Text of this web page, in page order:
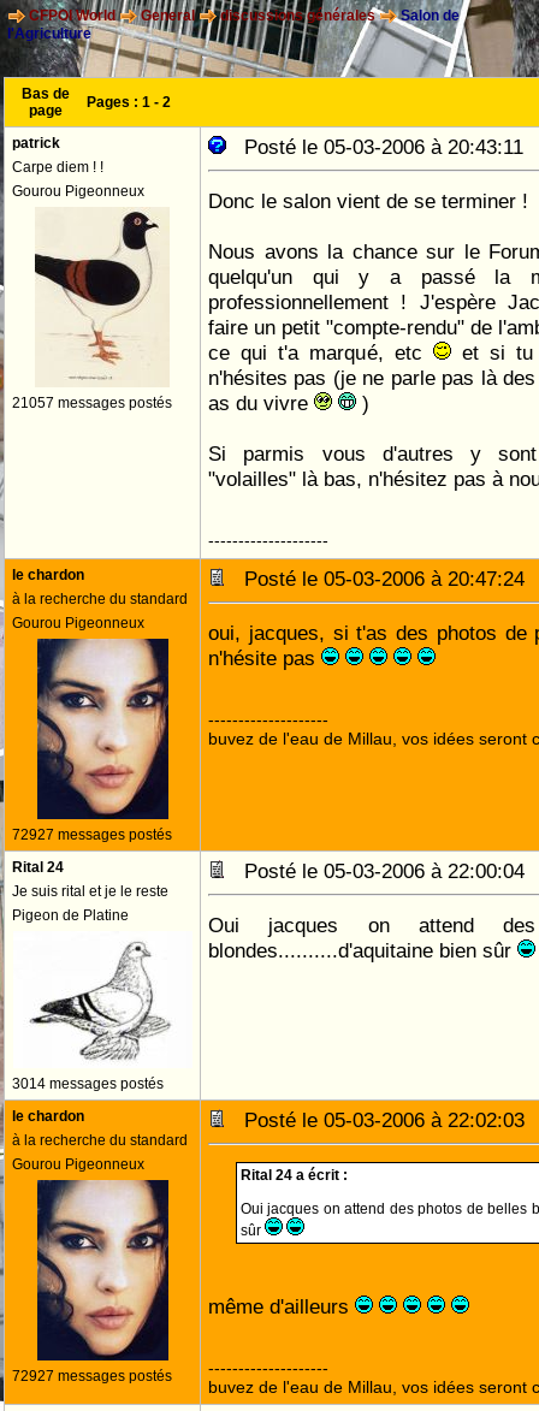
CFPOI World General discussions générales
Salon de
l'Agriculture
Bas de
page
Pages : 1 - 2
patrick
Carpe diem ! !
Gourou Pigeonneux
21057 messages postés
Posté le 05-03-2006 à
Donc le salon vient de se terminer !
Nous avons la chance sur le
quelqu'un qui y a passé la
professionnellement ! J'espère
faire un petit "compte-rendu" de
ce qui t'a marqué, etc
et si tu
n'hésites pas (je ne parle pas là
as du vivre
)
Si parmis vous d'autres y
"volailles" là bas, n'hésitez pas à
--------------------
le chardon
à la recherche du standard
Gourou Pigeonneux
72927 messages postés
Posté le 05-03-2006 à
oui, jacques, si t'as des photos de
n'hésite pas
--------------------
buvez de l'eau de Millau, vos idées seront
Rital 24
Je suis rital et je le reste
Pigeon de Platine
3014 messages postés
Posté le 05-03-2006 à
Oui jacques on attend
blondes..........d'aquitaine bien sûr
le chardon
à la recherche du standard
Gourou Pigeonneux
72927 messages postés
Posté le 05-03-2006 à
Rital 24 a écrit :
Oui jacques on attend des photos de belles
sûr
même d'ailleurs
--------------------
buvez de l'eau de Millau, vos idées seront